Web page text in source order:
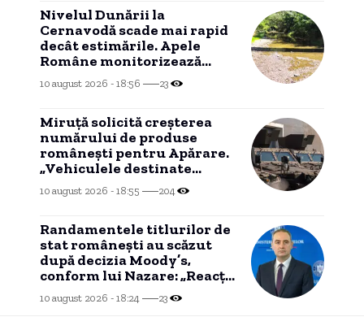
Nivelul Dunării la
Cernavodă scade mai rapid
decât estimările. Apele
Române monitorizează
situația.
10 august 2026 - 18:56 23
Miruță solicită creșterea
numărului de produse
românești pentru Apărare.
„Vehiculele destinate
Armatei Române au
eticheta «Fabricat în
10 august 2026 - 18:55 204
Randamentele titlurilor de
stat românești au scăzut
după decizia Moody’s,
conform lui Nazare: „Reacția
piețelor a fost una
favorabilă”
10 august 2026 - 18:24 23